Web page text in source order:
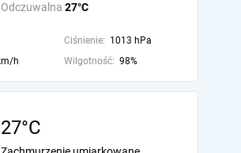
Odczuwalna 27°C
Ciśnienie: 1013 hPa
h Wilgotność: 98%
27°C